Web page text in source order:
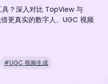
具？深入对比 TopView 与
更真实的数字人、UGC 视频
#UGC 视频生成